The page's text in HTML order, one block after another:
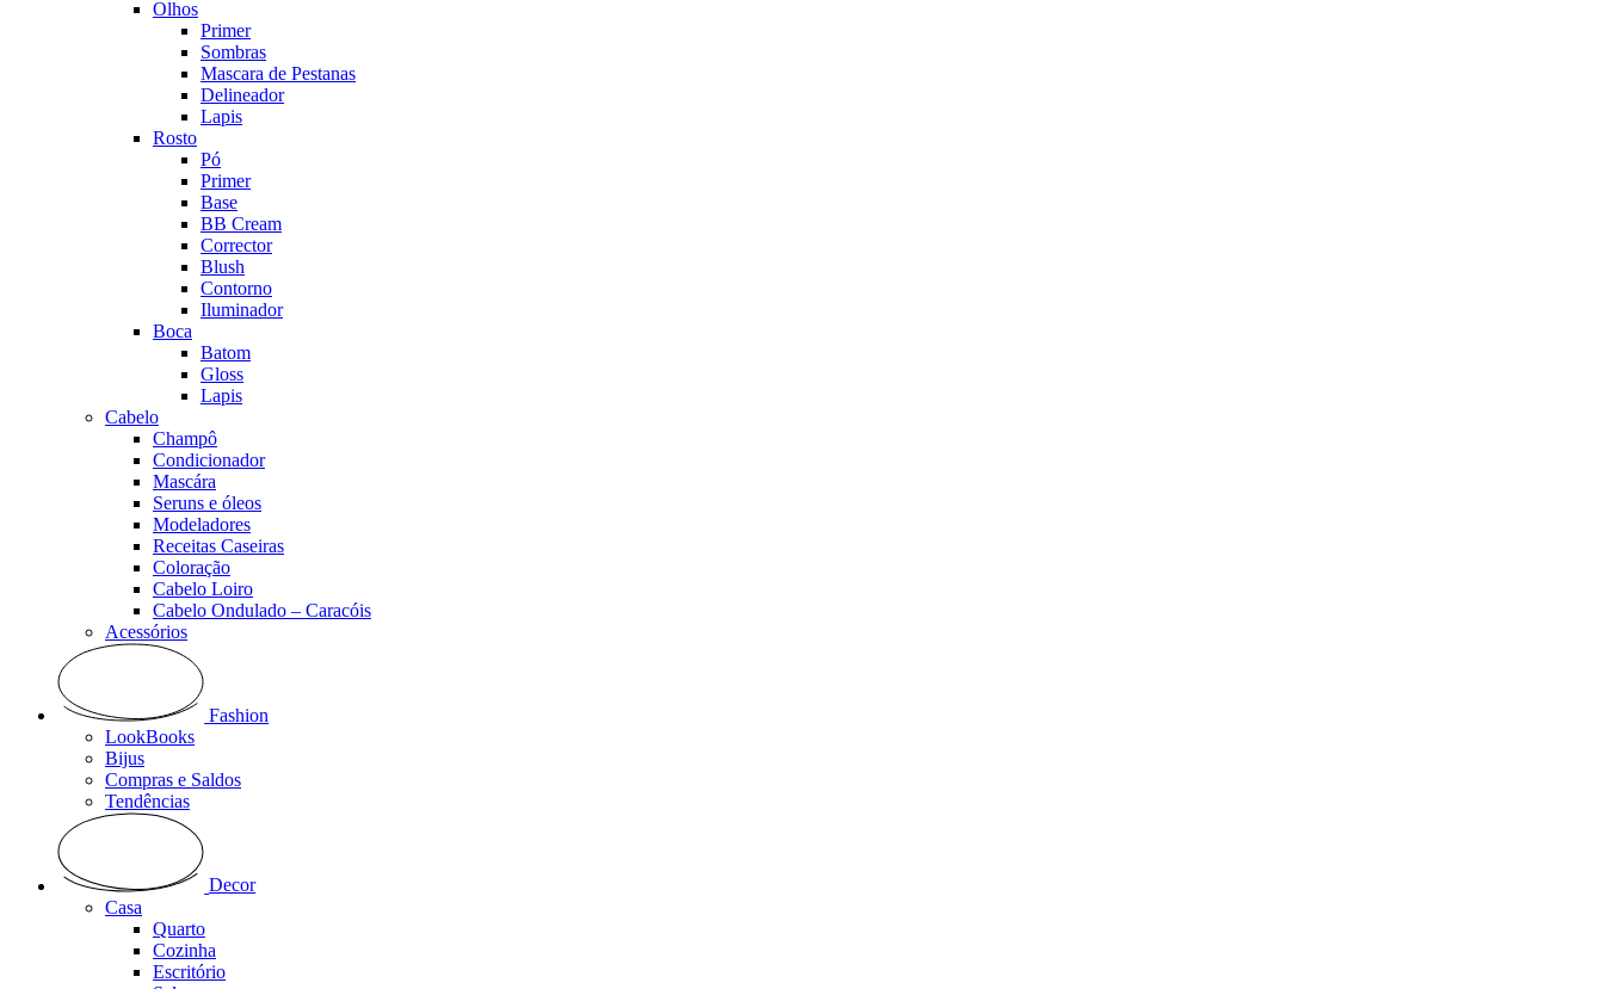
Olhos
Primer
Sombras
Mascara de Pestanas
Delineador
Lapis
Rosto
Pó
Primer
Base
BB Cream
Corrector
Blush
Contorno
Iluminador
Boca
Batom
Gloss
Lapis
Cabelo
Champô
Condicionador
Mascára
Seruns e óleos
Modeladores
Receitas Caseiras
Coloração
Cabelo Loiro
Cabelo Ondulado – Caracóis
Acessórios
Fashion
LookBooks
Bijus
Compras e Saldos
Tendências
Decor
Casa
Quarto
Cozinha
Escritório